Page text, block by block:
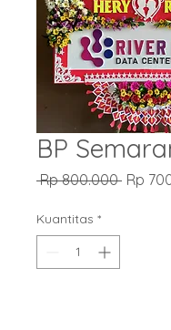
BP
Rp 800.000 Harga
Rp
Kuantitas *